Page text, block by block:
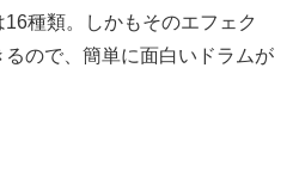
種類。しかもそのエフェク
るので、簡単に面白いドラムが